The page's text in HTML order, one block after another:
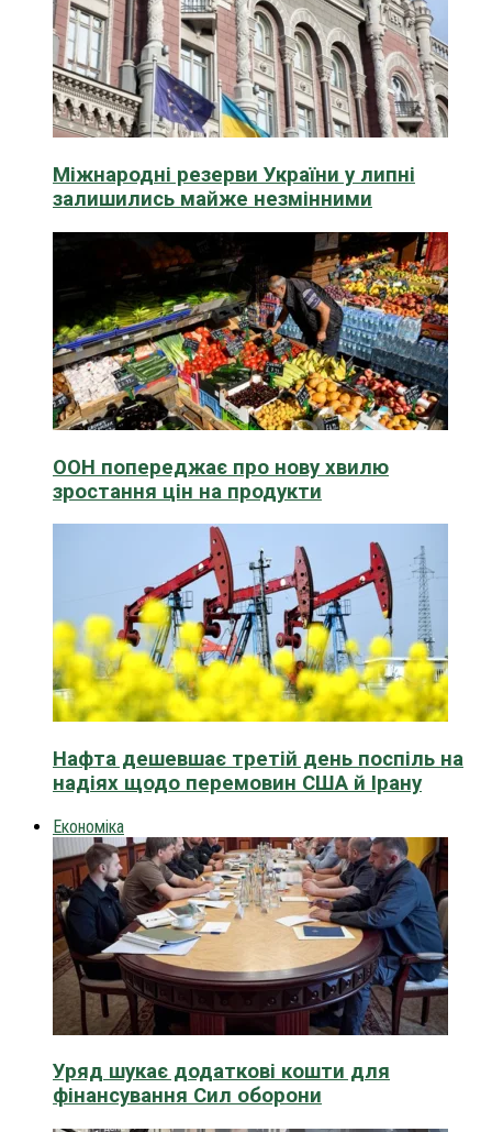
Міжнародні резерви України у липні
залишились майже незмінними
ООН попереджає про нову хвилю
зростання цін на продукти
Нафта дешевшає третій день поспіль на
надіях щодо перемовин США й Ірану
Економіка
Уряд шукає додаткові кошти для
фінансування Сил оборони